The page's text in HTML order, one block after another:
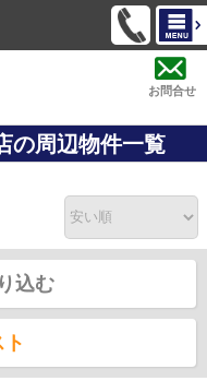
お問合せ
の周辺物件一覧
込む